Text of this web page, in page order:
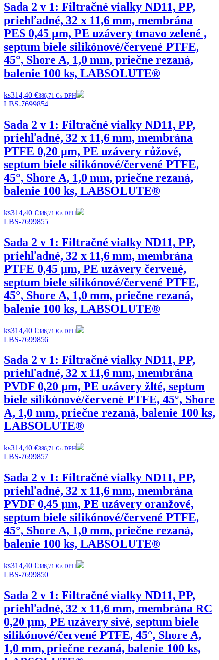
Sada 2 v 1: Filtračné vialky ND11, PP,
priehľadné, 32 x 11,6 mm, membrána
PES 0,45 µm, PE uzávery tmavo zelené ,
septum biele silikónové/červené PTFE,
45°, Shore A, 1,0 mm, priečne rezaná,
balenie 100 ks, LABSOLUTE®
ks314,40 €386,71 € s DPH
LBS-7699854
Sada 2 v 1: Filtračné vialky ND11, PP,
priehľadné, 32 x 11,6 mm, membrána
PTFE 0,20 µm, PE uzávery růžové,
septum biele silikónové/červené PTFE,
45°, Shore A, 1,0 mm, priečne rezaná,
balenie 100 ks, LABSOLUTE®
ks314,40 €386,71 € s DPH
LBS-7699855
Sada 2 v 1: Filtračné vialky ND11, PP,
priehľadné, 32 x 11,6 mm, membrána
PTFE 0,45 µm, PE uzávery červené,
septum biele silikónové/červené PTFE,
45°, Shore A, 1,0 mm, priečne rezaná,
balenie 100 ks, LABSOLUTE®
ks314,40 €386,71 € s DPH
LBS-7699856
Sada 2 v 1: Filtračné vialky ND11, PP,
priehľadné, 32 x 11,6 mm, membrána
PVDF 0,20 µm, PE uzávery žlté, septum
biele silikónové/červené PTFE, 45°, Shore
A, 1,0 mm, priečne rezaná, balenie 100 ks,
LABSOLUTE®
ks314,40 €386,71 € s DPH
LBS-7699857
Sada 2 v 1: Filtračné vialky ND11, PP,
priehľadné, 32 x 11,6 mm, membrána
PVDF 0,45 µm, PE uzávery oranžové,
septum biele silikónové/červené PTFE,
45°, Shore A, 1,0 mm, priečne rezaná,
balenie 100 ks, LABSOLUTE®
ks314,40 €386,71 € s DPH
LBS-7699850
Sada 2 v 1: Filtračné vialky ND11, PP,
priehľadné, 32 x 11,6 mm, membrána RC
0,20 µm, PE uzávery sivé, septum biele
silikónové/červené PTFE, 45°, Shore A,
1,0 mm, priečne rezaná, balenie 100 ks,